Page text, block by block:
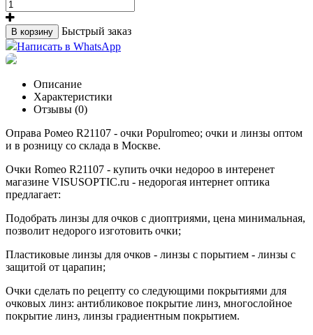
В корзину
Быстрый заказ
Написать в WhatsApp
Описание
Характеристики
Отзывы (0)
Оправа Ромео R21107 - очки Populromeo; очки и линзы оптом
и в розницу со склада в Москве.
Очки Romeo R21107 - купить очки недороо в интеренет
магазине VISUSOPTIC.ru - недорогая интернет оптика
предлагает:
Подобрать линзы для очков с диоптриями, цена минимальная,
позволит недорого изготовить очки;
Пластиковые линзы для очков - линзы с порытием - линзы с
защитой от царапин;
Очки сделать по рецепту со следующими покрытиями для
очковых линз: антибликовое покрытие линз, многослойное
покрытие линз, линзы градиентным покрытием.